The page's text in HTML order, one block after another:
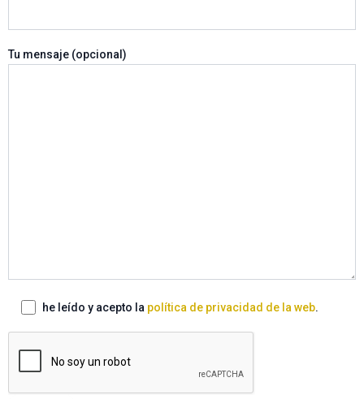
Tu mensaje (opcional)
he leído y acepto la política de privacidad de la web.